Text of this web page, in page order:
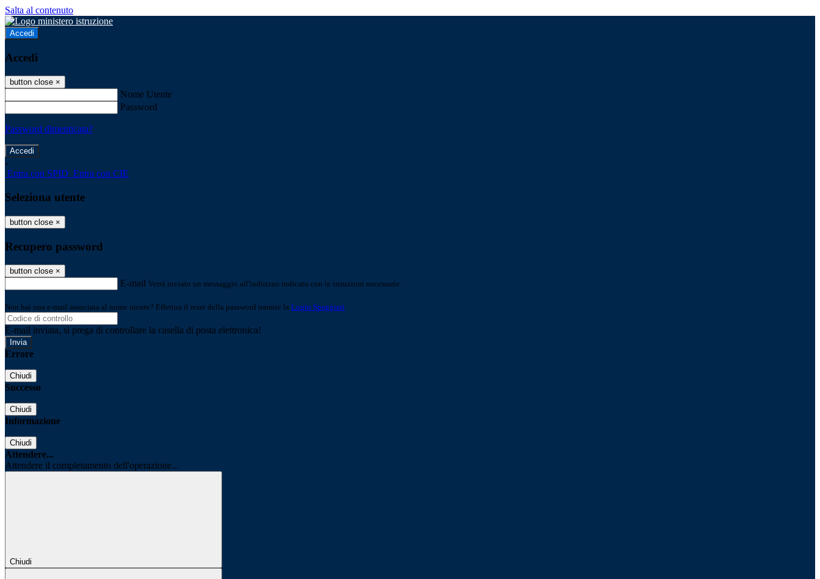
Salta al contenuto
Accedi
Accedi
button close ×
Nome Utente
Password
Password dimenticata?
-
Entra con SPID Entra con CIE
Seleziona utente
button close ×
Recupero password
button close ×
E-mail Verrà inviato un messaggio all'indirizzo indicato con le istruzioni necessarie.
Non hai una e-mail associata al nome utente? Effettua il reset della password tramite la Login Spaggiari
E-mail inviata, si prega di controllare la casella di posta elettronica!
Errore
Chiudi
Successo
Chiudi
Informazione
Chiudi
Attendere...
Attendere il completamento dell'operazione...
Chiudi